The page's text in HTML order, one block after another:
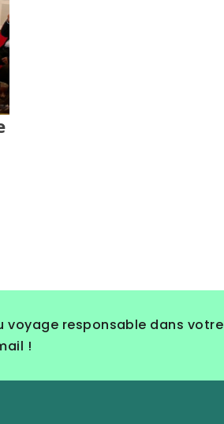
voyage responsable dans votre
!